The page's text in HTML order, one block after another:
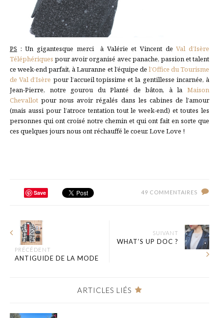
PS : Un gigantesque merci à Valérie et Vincent deVal d’Isère
Téléphériques pour avoir organisé avec panache, passion et talent
ce week-end parfait, à Lauranne et l’équipe de l’Office du Tourisme
de Val d’Isère pour l’accueil topissime et la gentillesse incarnée, à
Jean-Pierre, notre gourou du Planté de bâton, à la Maison
Chevallot pour nous avoir régalés dans les cabines de l’amour
(mais aussi pour l’atroce tentation tout le week-end) et toutes les
personnes qui ont croisé notre chemin et qui ont fait en sorte que
ces quelques jours nous ont réchauffé le coeur. Love Love !
Save 49 COMMENTAIRES
PRÉCÉDENT
ANTIGUIDE DE LA MODE
SUIVANT
WHAT’S UP DOC ?
ARTICLES LIÉS